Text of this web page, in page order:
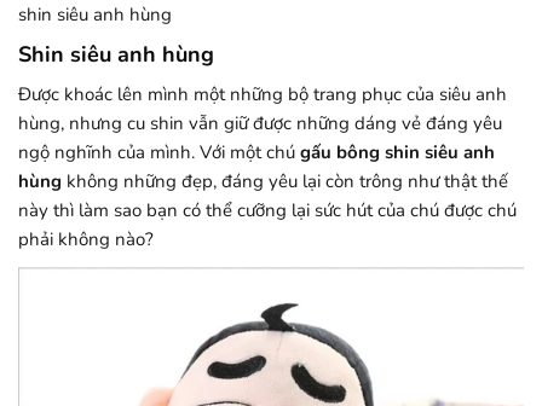
shin siêu anh hùng
Shin siêu anh hùng
Được khoác lên mình một những bộ trang phục của siêu anh
hùng, nhưng cu shin vẫn giữ được những dáng vẻ đáng yêu
ngộ nghĩnh của mình. Với một chú gấu bông shin siêu anh
hùng không những đẹp, đáng yêu lại còn trông như thật thế
này thì làm sao bạn có thể cưỡng lại sức hút của chú được chú
phải không nào?